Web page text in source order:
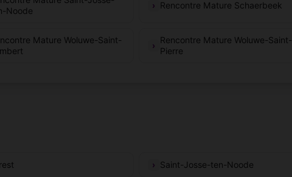
Noode
Rencontre Mature Schaerbeek
Mature Woluwe-Saint-
Rencontre Mature Woluwe-Saint-
Pierre
Saint-Josse-ten-Noode